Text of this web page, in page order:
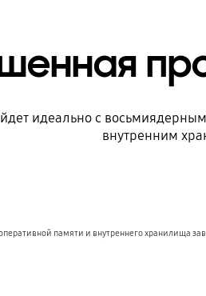
идеально с
внутренним
памяти и внутреннего хранилища